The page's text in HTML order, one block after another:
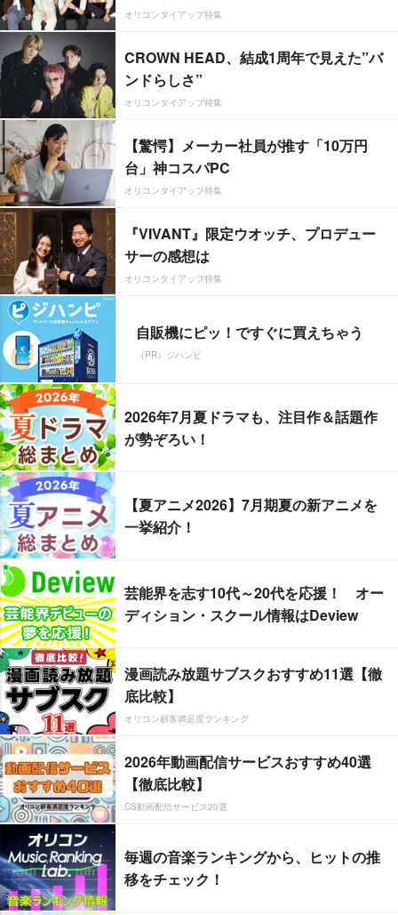
オリコンタイアップ特集
CROWN HEAD、結成1周年で見えた”バ
ンドらしさ”
オリコンタイアップ特集
【驚愕】メーカー社員が推す「10万円
台」神コスパPC
オリコンタイアップ特集
『VIVANT』限定ウオッチ、プロデュー
サーの感想は
オリコンタイアップ特集
自販機にピッ！ですぐに買えちゃう
（PR）ジハンピ
2026年7月夏ドラマも、注目作＆話題作
が勢ぞろい！
【夏アニメ2026】7月期夏の新アニメを
一挙紹介！
芸能界を志す10代～20代を応援！ オー
ディション・スクール情報はDeview
漫画読み放題サブスクおすすめ11選【徹
底比較】
オリコン顧客満足度ランキング
2026年動画配信サービスおすすめ40選
【徹底比較】
CS動画配信サービス20選
毎週の音楽ランキングから、ヒットの推
移をチェック！